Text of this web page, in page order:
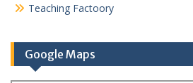
Teaching Factoory
Google Maps